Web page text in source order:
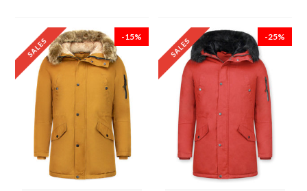
-15% -25%